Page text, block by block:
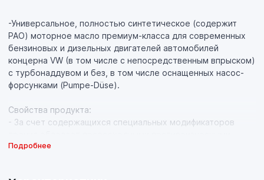
-Универсальное, полностью синтетическое (содержит
PAO) моторное масло премиум-класса для современных
бензиновых и дизельных двигателей автомобилей
концерна VW (в том числе с непосредственным впрыском)
с турбонаддувом и без, в том числе оснащенных насос-
форсунками (Pumpe-Düse).
Свойства продукта:
- За счет содержащихся специальных модификаторов
противозадирными, и антифрикционными свойствами, что
Подробнее